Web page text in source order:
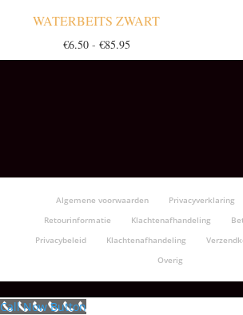
WATERBEITS ZWART
€6.50 - €85.95Prijsklasse:
€6.50
Algemene voorwaarden Privacyverklaring
Retourinformatie
Klachtenafhandeling
Privacybeleid
Klachtenafhandeling
Overig
Call Now Button